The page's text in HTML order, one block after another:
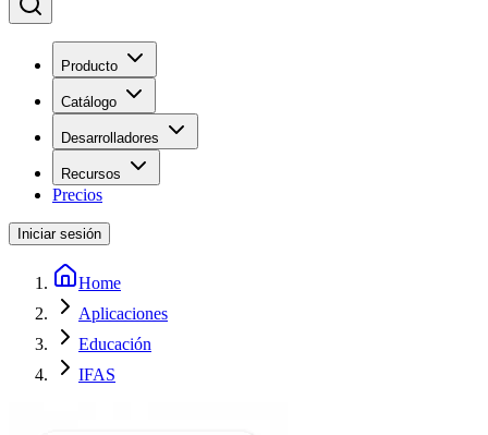
Producto
Catálogo
Desarrolladores
Recursos
Precios
Iniciar sesión
Home
Aplicaciones
Educación
IFAS